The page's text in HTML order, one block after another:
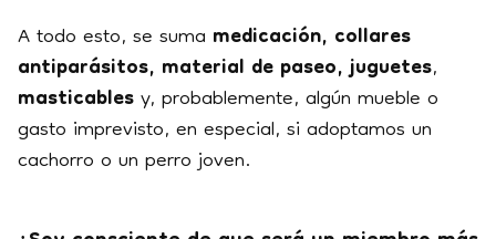
A todo esto, se sumamedicación, collares
antiparásitos, material de paseo, juguetes,
masticablesy, probablemente, algún mueble o
gasto imprevisto, en especial, si adoptamos un
cachorro o un perro joven.